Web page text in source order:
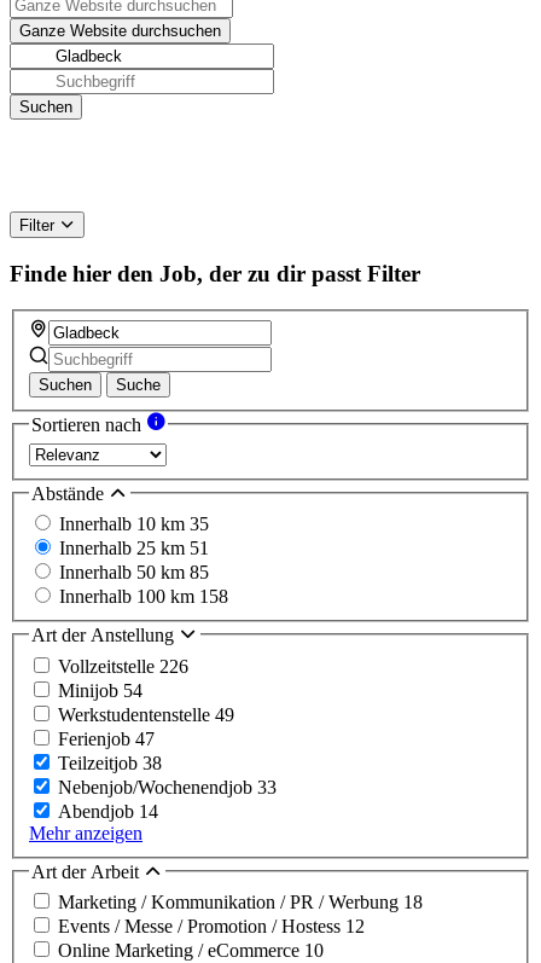
Filter
Finde hier den Job, der zu dir passt Filter
Suchen Suche
Sortieren nach
Abstände
Innerhalb 10 km 35
Innerhalb 25 km 51
Innerhalb 50 km 85
Innerhalb 100 km 158
Art der Anstellung
Vollzeitstelle 226
Minijob 54
Werkstudentenstelle 49
Ferienjob 47
Teilzeitjob 38
Nebenjob/Wochenendjob 33
Abendjob 14
Mehr anzeigen
Art der Arbeit
Marketing / Kommunikation / PR / Werbung 18
Events / Messe / Promotion / Hostess 12
Online Marketing / eCommerce 10